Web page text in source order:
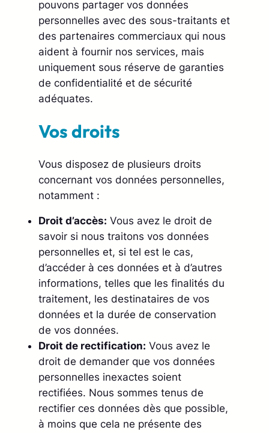
pouvons partager vos données
personnelles avec des sous-traitants et
des partenaires commerciaux qui nous
aident à fournir nos services, mais
uniquement sous réserve de garanties
de confidentialité et de sécurité
adéquates.
Vos droits
Vous disposez de plusieurs droits
concernant vos données personnelles,
notamment :
Droit d’accès: Vous avez le droit de
savoir si nous traitons vos données
personnelles et, si tel est le cas,
d’accéder à ces données et à d’autres
informations, telles que les finalités du
traitement, les destinataires de vos
données et la durée de conservation
de vos données.
Droit de rectification: Vous avez le
droit de demander que vos données
personnelles inexactes soient
rectifiées. Nous sommes tenus de
rectifier ces données dès que possible,
à moins que cela ne présente des